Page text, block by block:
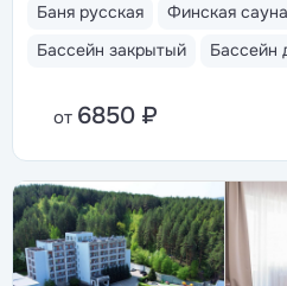
Баня русская Финская сауна
Бассейн закрытый
Бассейн
от 6850 ₽